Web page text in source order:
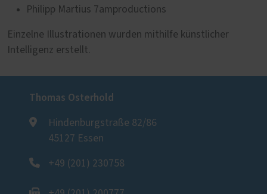
Philipp Martius 7amproductions
Einzelne Illustrationen wurden mithilfe künstlicher
Intelligenz erstellt.
Thomas Osterhold
Hindenburgstraße 82/86
45127 Essen
+49 (201) 230758